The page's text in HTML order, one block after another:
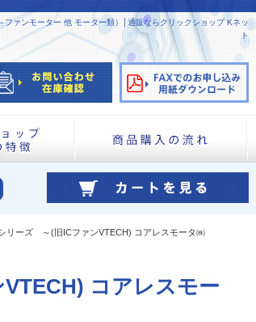
ーター 他 モーター類）│通販ならクリックショップ Kネッ
ト
ーズ ～(旧ICファンVTECH) コアレスモータ㈱
コアレスモー